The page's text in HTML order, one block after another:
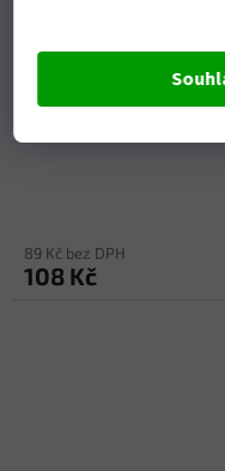
těsnění
89 Kč bez DPH
108 Kč